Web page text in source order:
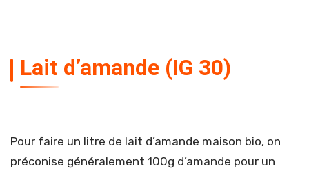
Lait d’amande (IG 30)
Pour faire un litre de lait d’amande maison bio, on
préconise généralement 100g d’amande pour un